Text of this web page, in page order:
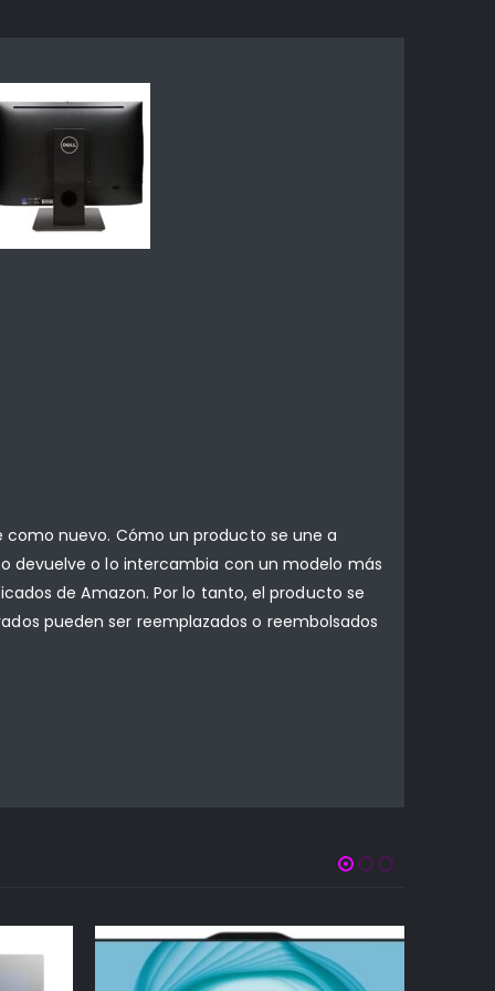
nuevo. Cómo un producto se une a
devuelve o lo intercambia con un modelo más
de Amazon. Por lo tanto, el producto se
pueden ser reemplazados o reembolsados